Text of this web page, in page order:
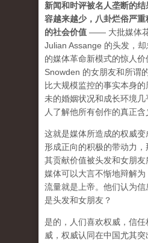
新闻和时评被名人垄断的
容越来越少，八卦烂俗严
的社会价值 —— 大批媒体
Julian Assange 的头发，
的媒体革命新模式的惊人
Snowden 的女朋友和所谓
比大规模监控的事实本身
未的婚姻状况和成长环境
人了解他所有创作的真正
这就是媒体所造成的权威
形成正向的积极的带动力，
其贡献价值被头发和女朋友
媒体可以大言不惭地辩解为
流量就是上帝。他们认为信
是头发和女朋友？
是的，人们喜欢权威，信
威，权威认同在中国尤其